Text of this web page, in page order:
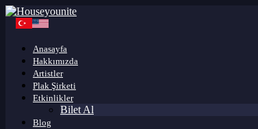
Anasayfa
Hakkımızda
Artistler
Plak Şirketi
Etkinlikler
Bilet Al
Blog